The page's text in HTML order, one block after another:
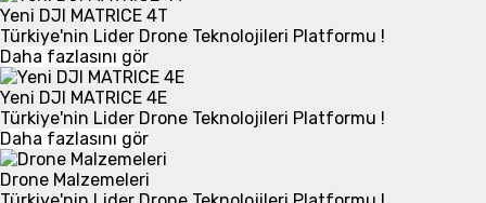
Yeni DJI MATRICE 4T
Türkiye'nin Lider Drone Teknolojileri Platformu !
Daha fazlasını gör
Yeni DJI MATRICE 4E
Türkiye'nin Lider Drone Teknolojileri Platformu !
Daha fazlasını gör
Drone Malzemeleri